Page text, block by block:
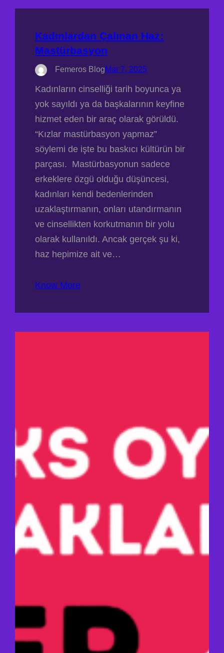
Kadınlardan Çalınan Haz:
Mastürbasyon
Femeros BlogMar 7, 2025
Kadınların cinselliği tarih boyunca ya
yok sayıldı ya da başkalarının keyfine
hizmet eden bir araç olarak görüldü.
“Kızlar mastürbasyon yapmaz”
söylemi de işte bu baskıcı kültürün bir
parçası. Mastürbasyonun sadece
erkeklere özgü olduğu düşüncesi,
kadınları kendi bedenlerinden
uzaklaştırmanın, onları utandırmanın
ve cinsellikten korkutmanın bir yolu
olarak kullanıldı. Ancak gerçek şu ki,
haz hepimize ait ve…
Know More